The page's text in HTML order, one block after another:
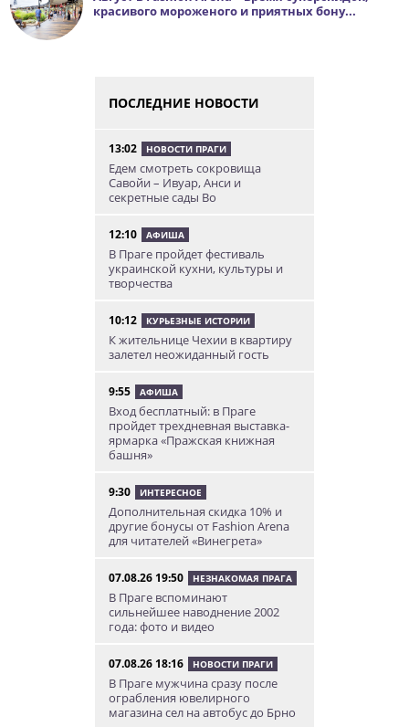
красивого мороженого и приятных бону...
ПОСЛЕДНИЕ НОВОСТИ
13:02 НОВОСТИ ПРАГИ
Едем смотреть сокровища
Савойи – Ивуар, Анси и
секретные сады Во
12:10 АФИША
В Праге пройдет фестиваль
украинской кухни, культуры и
творчества
10:12 КУРЬЕЗНЫЕ ИСТОРИИ
К жительнице Чехии в квартиру
залетел неожиданный гость
9:55 АФИША
Вход бесплатный: в Праге
пройдет трехдневная выставка-
ярмарка «Пражская книжная
башня»
9:30 ИНТЕРЕСНОЕ
Дополнительная скидка 10% и
другие бонусы от Fashion Arena
для читателей «Винегрета»
07.08.26 19:50 НЕЗНАКОМАЯ ПРАГА
В Праге вспоминают
сильнейшее наводнение 2002
года: фото и видео
07.08.26 18:16 НОВОСТИ ПРАГИ
В Праге мужчина сразу после
ограбления ювелирного
магазина сел на автобус до Брно